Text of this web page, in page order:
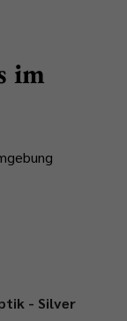
im